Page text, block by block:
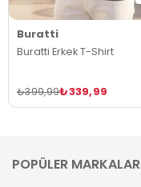
Buratti
Buratti Erkek T-Shirt
₺339,99
₺399,99
POPÜLER MARKALAR